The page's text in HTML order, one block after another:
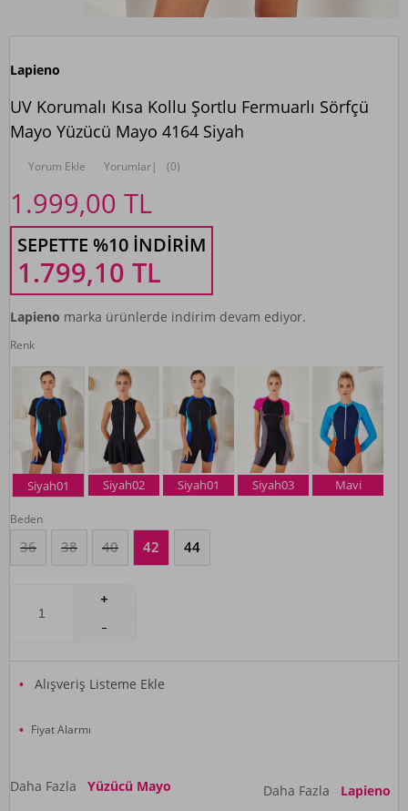
Lapieno
UV Korumalı Kısa Kollu Şortlu Fermuarlı Sörfçü
Mayo Yüzücü Mayo 4164 Siyah
Yorum Ekle Yorumlar| (0)
1.999,00 TL
SEPETTE %10 İNDIRIM
1.799,10 TL
Lapieno marka ürünlerde indirim devam ediyor.
Renk
Siyah01 Siyah02 Siyah01 Siyah03 Mavi
Beden
36 38 40 42 44
Alışveriş Listeme Ekle
Fiyat Alarmı
Daha Fazla Yüzücü Mayo Daha Fazla Lapieno